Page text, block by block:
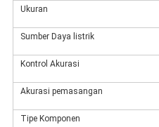
Ukuran
Sumber Daya listrik
Kontrol Akurasi
Akurasi pemasangan
Tipe Komponen